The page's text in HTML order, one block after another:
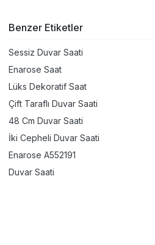
Benzer Etiketler
Sessiz Duvar Saati
Enarose Saat
Lüks Dekoratif Saat
Çift Taraflı Duvar Saati
48 Cm Duvar Saati
İki Cepheli Duvar Saati
Enarose A552191
Duvar Saati